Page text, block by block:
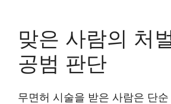
맞은 사람의 처
공범 판단
무면허 시술을 받은 사람은 단